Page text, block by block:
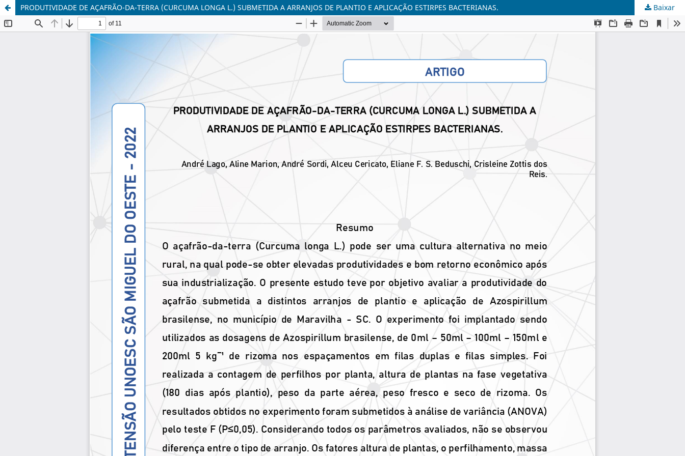
PRODUTIVIDADE DE AÇAFRÃO-DA-TERRA (CURCUMA LONGA L.) SUBMETIDA A ARRANJOS DE PLANTIO E APLICAÇÃO ESTIRPES BACTERIANAS. Baixar